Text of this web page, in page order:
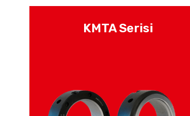
KMTA Serisi